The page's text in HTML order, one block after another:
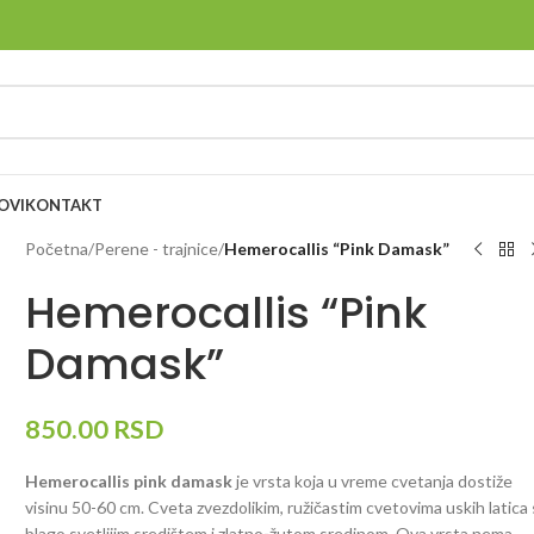
KONTAKT
Početna/Perene - trajnice/Hemerocallis “Pink Damask”
Hemerocallis “Pink
Damask”
850.00 RSD
Hemerocallis pink damaskje vrsta koja u vreme cvetanja dostiže
visinu 50-60 cm. Cveta zvezdolikim, ružičastim cvetovima uskih latica